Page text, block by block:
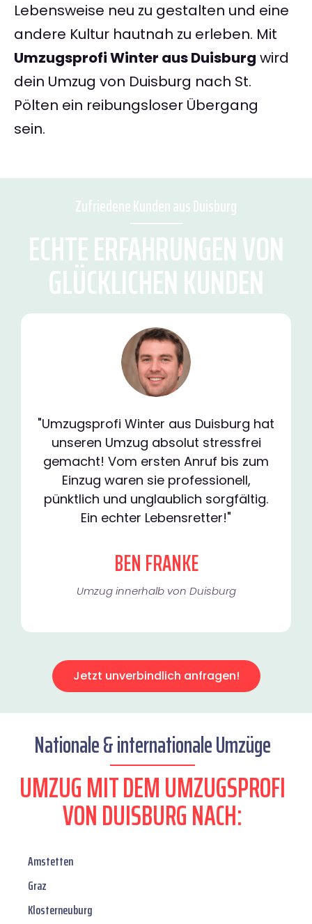
Lebensweise neu zu gestalten und eine
andere Kultur hautnah zu erleben. Mit
Umzugsprofi Winter aus Duisburg wird
dein Umzug von Duisburg nach St.
Pölten ein reibungsloser Übergang
sein.
Zufriedene Kunden aus Duisburg
ECHTE ERFAHRUNGEN VON
GLÜCKLICHEN KUNDEN
"Umzugsprofi Winter aus Duisburg hat
unseren Umzug absolut stressfrei
gemacht! Vom ersten Anruf bis zum
Einzug waren sie professionell,
pünktlich und unglaublich sorgfältig.
Ein echter Lebensretter!"
BEN FRANKE
Umzug innerhalb von Duisburg​
Jetzt unverbindlich anfragen!
Nationale & internationale Umzüge
UMZUG MIT DEM UMZUGSPROFI
VON DUISBURG NACH:
Amstetten
Graz
Klosterneuburg